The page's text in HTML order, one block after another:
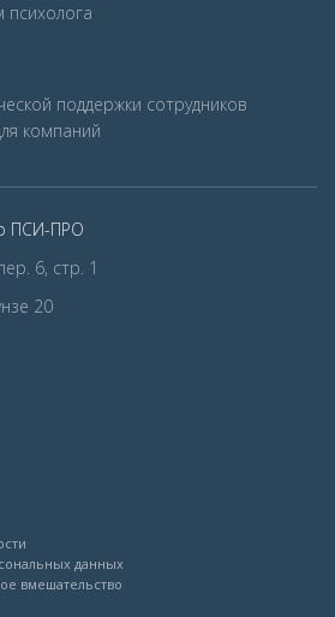
психолога
поддержки сотрудников
компаний
ПСИ-ПРО
6, стр. 1
20
данных
вмешательство